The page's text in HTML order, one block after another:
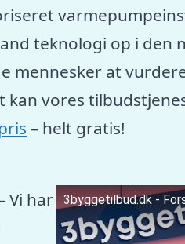
teknologi op i den
mennesker at
vores
– helt gratis!
Vi har
3byggetilbud.dk -